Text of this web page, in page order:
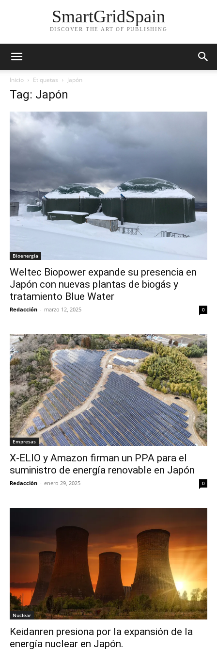
SmartGridSpain
DISCOVER THE ART OF PUBLISHING
Inicio Etiquetas Japón
Tag: Japón
Bioenergía
Weltec Biopower expande su presencia en
Japón con nuevas plantas de biogás y
tratamiento Blue Water
Redacción - marzo 12, 2025 0
Empresas
X-ELIO y Amazon firman un PPA para el
suministro de energía renovable en Japón
Redacción - enero 29, 2025 0
Nuclear
Keidanren presiona por la expansión de la
energía nuclear en Japón.